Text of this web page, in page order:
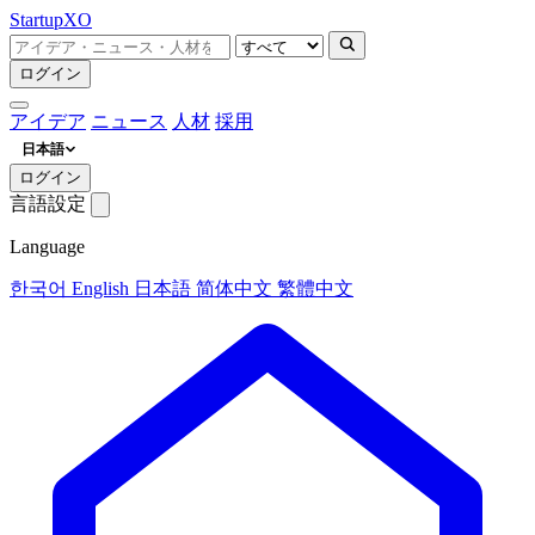
StartupXO
ログイン
アイデア ニュース 人材 採用
日本語
ログイン
言語設定
Language
한국어 English 日本語 简体中文 繁體中文